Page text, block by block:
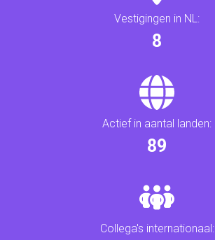
Vestigingen in NL:
9
Actief in aantal landen:
93
Collega's internationaal: